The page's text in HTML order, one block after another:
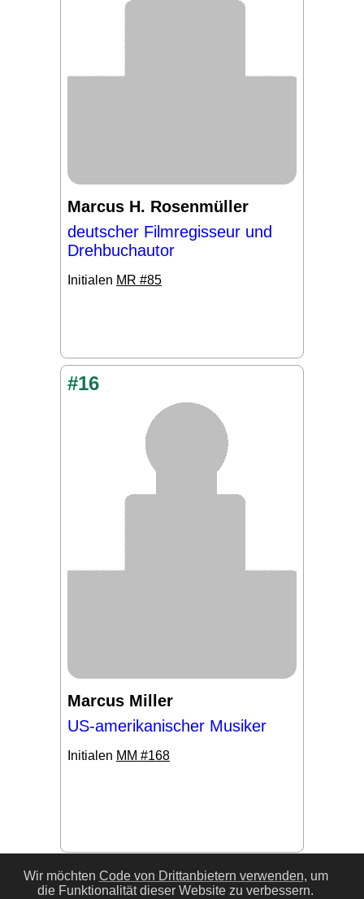
Marcus H. Rosenmüller
deutscher Filmregisseur und
Drehbuchautor
Initialen MR #85
#16
Marcus Miller
US-amerikanischer Musiker
Initialen MM #168
#17
Wir möchten Code von Drittanbietern verwenden, um
die Funktionalität dieser Website zu verbessern.